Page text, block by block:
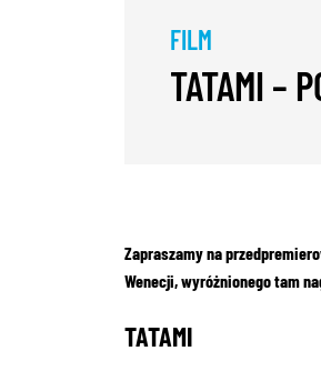
FILM
TATAMI –
Zapraszamy na
Wenecji, wyróżnionego tam
TATAMI